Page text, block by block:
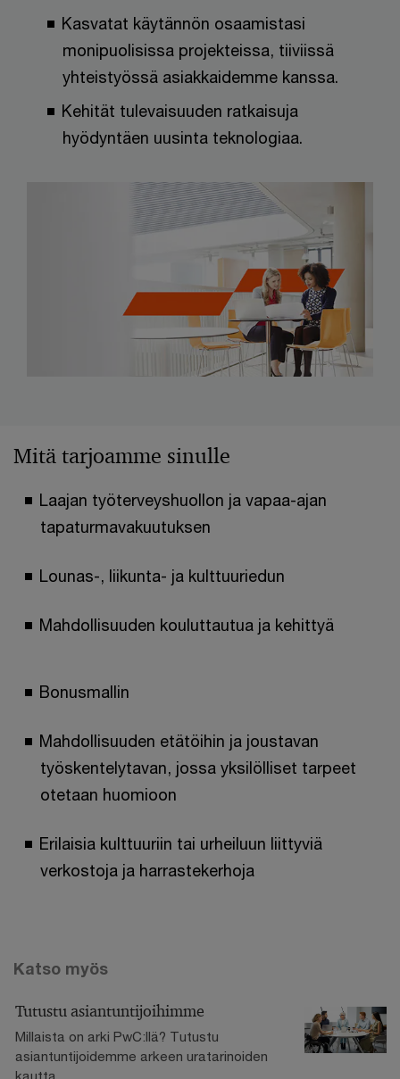
Kasvatat käytännön osaamistasi
monipuolisissa projekteissa, tiiviissä
yhteistyössä asiakkaidemme kanssa.
Kehität tulevaisuuden ratkaisuja
hyödyntäen uusinta teknologiaa.
Mitä tarjoamme sinulle
Laajan työterveyshuollon ja vapaa-ajan
tapaturmavakuutuksen
Lounas-, liikunta- ja kulttuuriedun
Mahdollisuuden kouluttautua ja kehittyä
Bonusmallin
Mahdollisuuden etätöihin ja joustavan
työskentelytavan, jossa yksilölliset tarpeet
otetaan huomioon
Erilaisia kulttuuriin tai urheiluun liittyviä
verkostoja ja harrastekerhoja
Katso myös
Tutustu asiantuntijoihimme
Millaista on arki PwC:llä? Tutustu
asiantuntijoidemme arkeen uratarinoiden
kautta.